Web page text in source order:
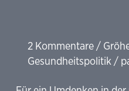
2 Kommentare/
Gesundheitspolitik/